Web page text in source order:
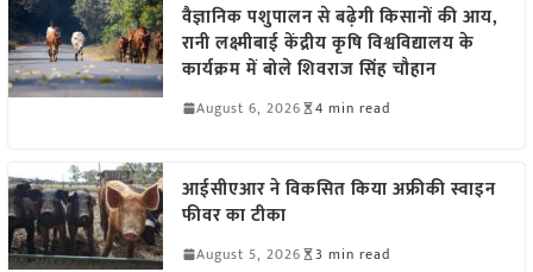
वैज्ञानिक पशुपालन से बढ़ेगी किसानों की आय,
रानी लक्ष्मीबाई केंद्रीय कृषि विश्वविद्यालय के
कार्यक्रम में बोले शिवराज सिंह चौहान
August 6, 2026 4 min read
आईसीएआर ने विकसित किया अफ्रीकी स्वाइन
फीवर का टीका
August 5, 2026 3 min read